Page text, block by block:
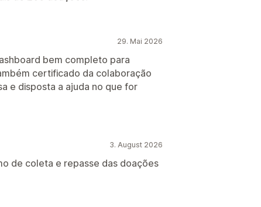
29. Mai 2026
bem completo para
certificado da colaboração
e disposta a ajuda no que for
3. August 2026
de coleta e repasse das doações